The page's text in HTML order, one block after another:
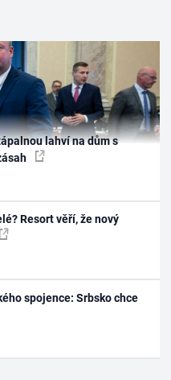
lahví na dům s
Resort věří, že nový
spojence: Srbsko chce